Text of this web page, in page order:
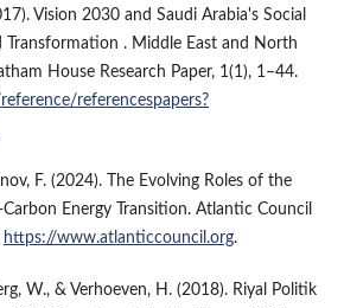
Vision 2030 and Saudi Arabia's Social
. Middle East and North
House Research Paper, 1(1), 1–44.
referencespapers?
F. (2024). The Evolving Roles of the
Energy Transition. Atlantic Council
https://www.atlanticcouncil.org.
W., & Verhoeven, H. (2018). Riyal Politik